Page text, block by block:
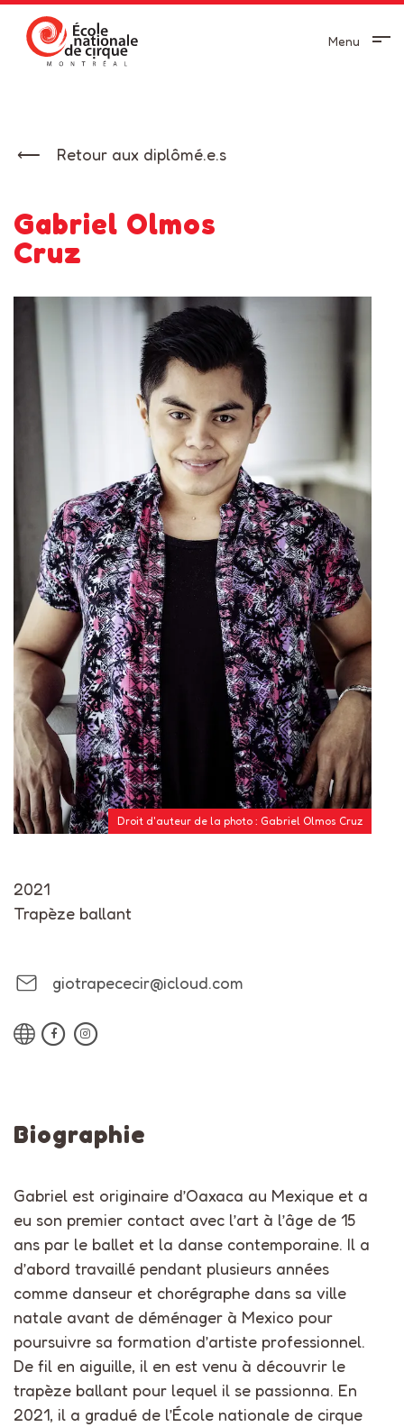
Menu
Retour aux diplômé.e.s
Gabriel Olmos
Cruz
Droit d'auteur de la photo : Gabriel Olmos Cruz
2021
Trapèze ballant
giotrapececir@icloud.com
Biographie
Gabriel est originaire d’Oaxaca au Mexique et a
eu son premier contact avec l’art à l’âge de 15
ans par le ballet et la danse contemporaine. Il a
d’abord travaillé pendant plusieurs années
comme danseur et chorégraphe dans sa ville
natale avant de déménager à Mexico pour
poursuivre sa formation d’artiste professionnel.
De fil en aiguille, il en est venu à découvrir le
trapèze ballant pour lequel il se passionna. En
2021, il a gradué de l’École nationale de cirque